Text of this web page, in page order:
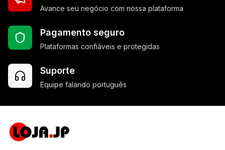
Avance seu negócio com nossa plataforma
Pagamento seguro
Plataformas confiáveis e protegidas
Suporte
Equipe falando português